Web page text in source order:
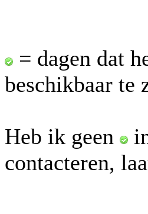
= dagen dat
beschikbaar te
Heb ik geen
contacteren,